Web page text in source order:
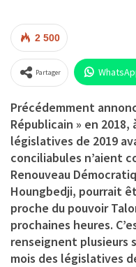
2 500
Partager
Précédemment
Républicain » en 2018,
législatives de 2019
conciliabules n’aient
Renouveau
Houngbedji, pourrait
proche du pouvoir
prochaines heures.
renseignent plusieurs
mois des législatives